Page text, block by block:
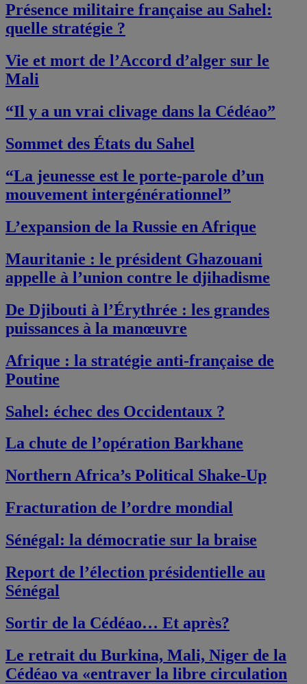
Présence militaire française au Sahel:
quelle stratégie ?
Vie et mort de l’Accord d’alger sur le
Mali
“Il y a un vrai clivage dans la Cédéao”
Sommet des États du Sahel
“La jeunesse est le porte-parole d’un
mouvement intergénérationnel”
L’expansion de la Russie en Afrique
Mauritanie : le président Ghazouani
appelle à l’union contre le djihadisme
De Djibouti à l’Érythrée : les grandes
puissances à la manœuvre
Afrique : la stratégie anti-française de
Poutine
Sahel: échec des Occidentaux ?
La chute de l’opération Barkhane
Northern Africa’s Political Shake-Up
Fracturation de l’ordre mondial
Sénégal: la démocratie sur la braise
Report de l’élection présidentielle au
Sénégal
Sortir de la Cédéao… Et après?
Le retrait du Burkina, Mali, Niger de la
Cédéao va «entraver la libre circulation